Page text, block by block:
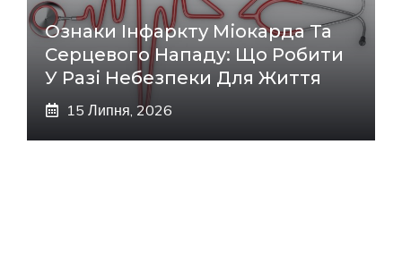
Ознаки Інфаркту Міокарда Та
Серцевого Нападу: Що Робити
У Разі Небезпеки Для Життя
15 Липня, 2026